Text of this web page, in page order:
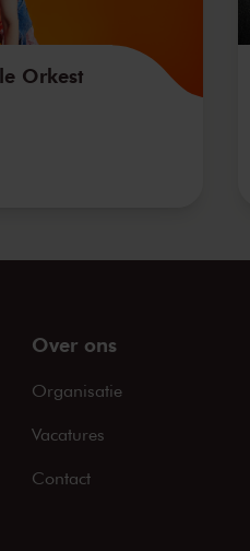
Orkest
Over ons
Organisatie
Vacatures
Contact